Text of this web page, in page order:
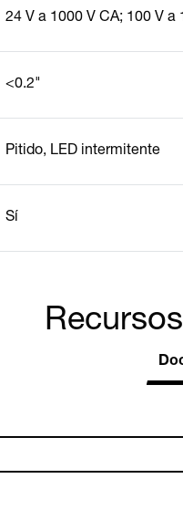
24 V a 1000 V CA; 100 V a
<0.2"
Pitido, LED intermitente
Sí